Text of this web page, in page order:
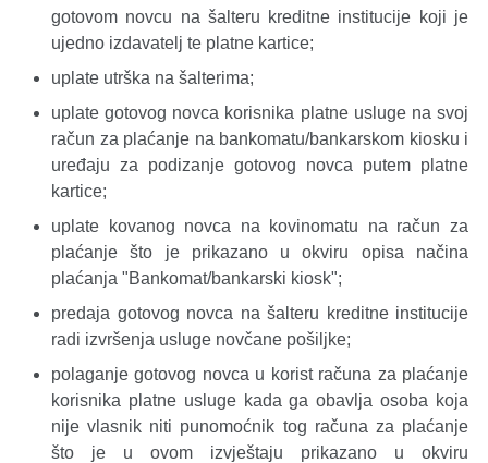
gotovom novcu na šalteru kreditne institucije koji je
ujedno izdavatelj te platne kartice;
uplate utrška na šalterima;
uplate gotovog novca korisnika platne usluge na svoj
račun za plaćanje na bankomatu/bankarskom kiosku i
uređaju za podizanje gotovog novca putem platne
kartice;
uplate kovanog novca na kovinomatu na račun za
plaćanje što je prikazano u okviru opisa načina
plaćanja "Bankomat/bankarski kiosk";
predaja gotovog novca na šalteru kreditne institucije
radi izvršenja usluge novčane pošiljke;
polaganje gotovog novca u korist računa za plaćanje
korisnika platne usluge kada ga obavlja osoba koja
nije vlasnik niti punomoćnik tog računa za plaćanje
što je u ovom izvještaju prikazano u okviru